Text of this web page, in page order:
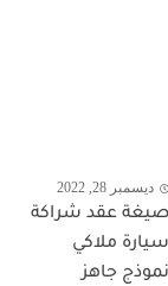
ديسمبر 28, 2022
صيغة عقد شراكة
سيارة ملاكي
نموذج جاهز